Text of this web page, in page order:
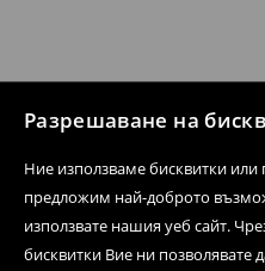
Разрешаване на
Ние използваме бисквитки
предложим най-доброто
използвате нашия уеб сайт.
бисквитки Вие ни позволявате